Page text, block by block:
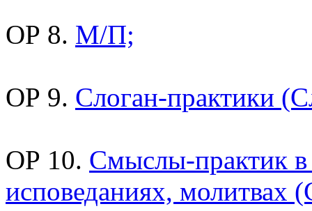
ОР 8. М/П;
ОР 9. Слоган-практики
ОР 10. Смыслы-практик в
исповеданиях,